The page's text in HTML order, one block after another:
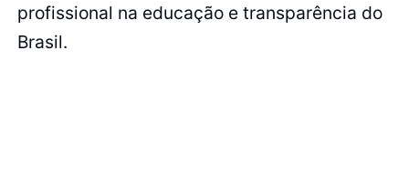
profissional na educação e transparência do
Brasil.